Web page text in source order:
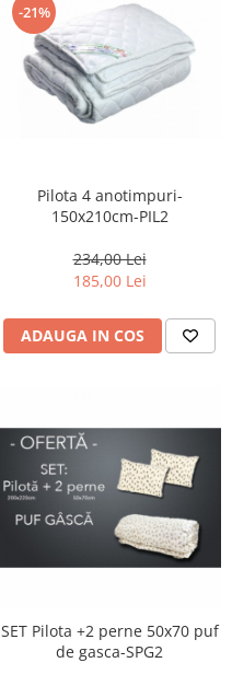
-21%
Pilota 4 anotimpuri-
150x210cm-PIL2
234,00 Lei
185,00 Lei
ADAUGA IN COS
SET Pilota +2 perne 50x70 puf
de gasca-SPG2